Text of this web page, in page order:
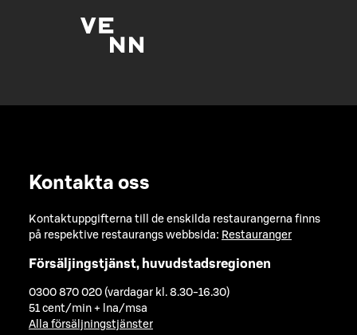
Kontakta oss
Kontaktuppgifterna till de enskilda restaurangerna finns
på respektive restaurangs webbsida: Restauranger
Försäljingstjänst, huvudstadsregionen
0300 870 020 (vardagar kl. 8.30-16.30)
51 cent/min + lna/msa
Alla försäljningstjänster